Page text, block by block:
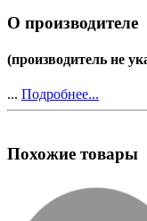
О производителе
(производитель не
... Подробнее...
Похожие товары